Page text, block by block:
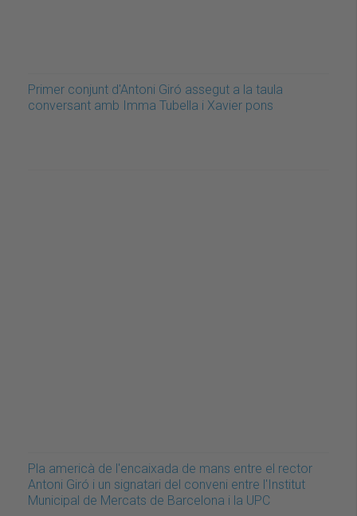
Primer conjunt d'Antoni Giró assegut a la taula
conversant amb Imma Tubella i Xavier pons
Pla americà de l'encaixada de mans entre el rector
Antoni Giró i un signatari del conveni entre l'Institut
Municipal de Mercats de Barcelona i la UPC